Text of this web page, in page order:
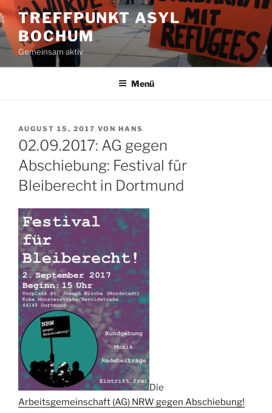
Zum
Inhalt
springen
TREFFPUNKT ASYL
BOCHUM
Gemeinsam aktiv
Menü
VERÖFFENTLICHT
AM
AUGUST 15, 2017 VON HANS
02.09.2017: AG gegen
Abschiebung: Festival für
Bleiberecht in Dortmund
Die
Arbeitsgemeinschaft (AG) NRW gegen Abschiebung!